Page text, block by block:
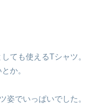
ても使えるTシャツ。
か。
姿でいっぱいでした。